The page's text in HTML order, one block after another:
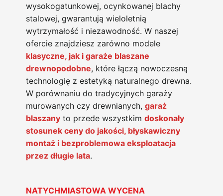
wysokogatunkowej, ocynkowanej blachy
stalowej, gwarantują wieloletnią
wytrzymałość i niezawodność. W naszej
ofercie znajdziesz zarówno modele
klasyczne, jak i garaże blaszane
drewnopodobne, które łączą nowoczesną
technologię z estetyką naturalnego drewna.
W porównaniu do tradycyjnych garaży
murowanych czy drewnianych, garaż
blaszany to przede wszystkim doskonały
stosunek ceny do jakości, błyskawiczny
montaż i bezproblemowa eksploatacja
przez długie lata.
NATYCHMIASTOWA WYCENA